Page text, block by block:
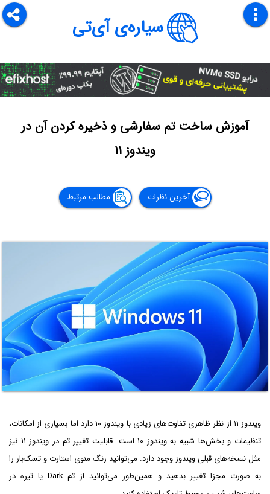
سیاره‌ی آی‌تی
آموزش ساخت تم سفارشی و ذخیره کردن آن در
ویندوز ۱۱
آخرین نظرات مطالب مرتبط
ویندوز ۱۱ از نظر ظاهری تفاوت‌های زیادی با ویندوز ۱۰ دارد اما بسیاری از امکانات،
تنظیمات و بخش‌ها شبیه به ویندوز ۱۰ است. قابلیت تغییر تم در ویندوز ۱۱ نیز
مثل نسخه‌های قبلی ویندوز وجود دارد. می‌توانید رنگ منوی استارت و تسک‌بار را
به صورت مجزا تغییر بدهید و همین‌طور می‌توانید از تم Dark یا تیره در